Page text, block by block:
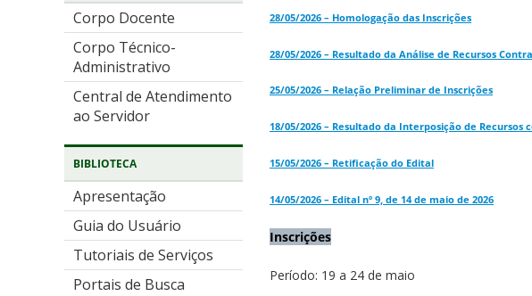
Corpo Docente
Corpo Técnico-
Administrativo
Central de Atendimento
ao Servidor
BIBLIOTECA
Apresentação
Guia do Usuário
Tutoriais de Serviços
Portais de Busca
28/05/2026 – Homologação das Inscrições
28/05/2026 – Resultado da Análise de Recursos
25/05/2026 – Relação Preliminar de Inscrições
18/05/2026 – Resultado da Interposição de Recursos
15/05/2026 – Retificação do Edital
14/05/2026 – Edital nº 9, de 14 de maio de 2026
Inscrições
Período: 19 a 24 de maio